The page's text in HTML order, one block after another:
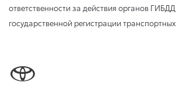
ответственности за действия органов
государственной регистрации транспортных